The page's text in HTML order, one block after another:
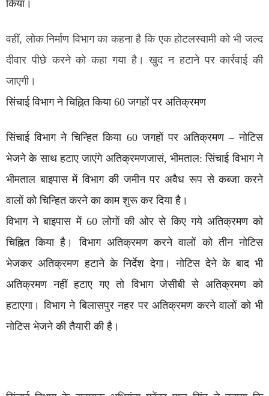
किया।
वहीं, लोक निर्माण विभाग का कहना है कि एक होटलस्वामी को भी जल्द
दीवार पीछे करने को कहा गया है। खुद न हटाने पर कार्रवाई की
जाएगी।
सिंचाई विभाग ने चिह्नित किया 60 जगहों पर अतिक्रमण
सिंचाई विभाग ने चिन्हित किया 60 जगहों पर अतिक्रमण – नोटिस
भेजने के साथ हटाए जाएंगे अतिक्रमणजासं, भीमताल: सिंचाई विभाग ने
भीमताल बाइपास में विभाग की जमीन पर अवैध रूप से कब्जा करने
वालों को चिन्हित करने का काम शुरू कर दिया है।
विभाग ने बाइपास में 60 लोगों की ओर से किए गये अतिक्रमण को
चिह्नित किया है। विभाग अतिक्रमण करने वालों को तीन नोटिस
भेजकर अतिक्रमण हटाने के निर्देश देगा। नोटिस देने के बाद भी
अतिक्रमण नहीं हटाए गए तो विभाग जेसीबी से अतिक्रमण को
हटाएगा। विभाग ने बिलासपुर नहर पर अतिक्रमण करने वालों को भी
नोटिस भेजने की तैयारी की है।